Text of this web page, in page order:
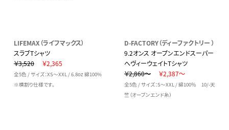
LIFEMAX（ライフマックス）
スラブTシャツ
￥3,520
￥2,365
全5色 / サイズ：XS～XXL / 6.8oz 綿100%
※横割り仕様です。
D-FACTORY（ディーファクトリー ）
9.2オンス オープンエンドスーパー
へヴィーウェイトTシャツ
￥2,860～
￥2,387～
全5色 / サイズ：S～XXL / 綿100％ 10/-天
竺（オープンエンド糸）